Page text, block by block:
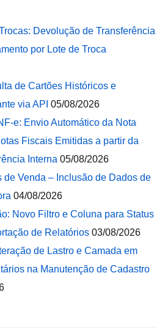
Devolução de Transferência
por Lote de Troca
de Cartões Históricos e
via API 05/08/2026
e: Envio Automático da Nota
Fiscais Emitidas a partir da
Interna 05/08/2026
de Venda – Inclusão de Dados de
04/08/2026
Novo Filtro e Coluna para Status
de Relatórios 03/08/2026
de Lastro e Camada em
na Manutenção de Cadastro